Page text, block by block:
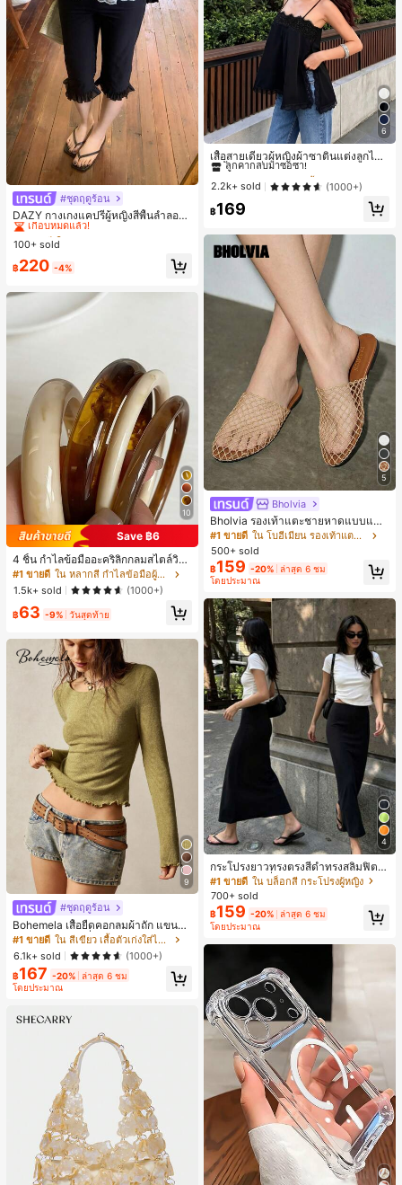
#ชุดฤดูร้อน
DAZY กางเกงแคปรีผู้หญิงสีพื้นลำลองช
ายระบายฤดูร้อน
#4 ขายดี
เกือบหมดแล้ว!
#4 ขายดี
เกือบหมดแล้ว!
#4 ขายดี
เกือบหมดแล้ว!
#4 ขายดี
ใน K-J Trend Picks กางเกงผู้หญิง
100+ sold
฿220 -4%
10
Save ฿6
4 ชิ้น กำไลข้อมืออะคริลิกกลมสไตล์วินเ
ทจหรูหราสำหรับผู้หญิง, ดีไซน์เรียบง่าย
ทันสมัย, เหมาะสำหรับสวมใส่ในชีวิตปร
ะจำวันและโอกาสต่างๆ, ของขวัญสำหรั
บเธอ
#1 ขายดี
ใน หลากสี กำไลข้อมือผู้หญิง
1.5k+ sold
(1000+)
฿63 -9% วันสุดท้าย
9
#ชุดฤดูร้อน
Bohemela เสื้อยืดคอกลมผ้าถัก แขนยา
ว สีเรียบ ใช้งานทั่วไป สำหรับผู้หญิง
#1 ขายดี
ใน สีเขียว เสื้อตัวเก่งใส่ได้ทุกวัน
6.1k+ sold
(1000+)
฿167 -20%
ล่าสุด 6 ชม
โดยประมาณ
6
เสื้อสายเดี่ยวผู้หญิงผ้าซาตินแต่งลูกไม้
- เสื้อสายเดี่ยวฤดูร้อนสีขากีมีรอยผ่าด้า
นข้างที่น่าดึงดูด ลำลองสีดำ สำหรับเธอ
#1 ขายดี
ใน ชายหาด เสื้อกล้ามผู้หญิง & Camis
ลูกค้ากลับมาซื้อซ้ำ!
#1 ขายดี
ลูกค้ากลับมาซื้อซ้ำ!
#1 ขายดี
ลูกค้ากลับมาซื้อซ้ำ!
#1 ขายดี
ใน ชายหาด เสื้อกล้ามผู้หญิง & Camis
ลูกค้ากลับมาซื้อซ้ำ!
2.2k+ sold (1000+)
฿169
5
Bholvia
Bholvia รองเท้าแตะชายหาดแบบแบน
สบาย ๆ ลายฉลุมาใหม่สำหรับผู้หญิง
#1 ขายดี
ใน โบฮีเมียน รองเท้าแตะผู้หญิง
500+ sold
฿159 -20%
ล่าสุด 6 ชม
โดยประมาณ
4
กระโปรงยาวทรงตรงสีดำทรงสลิมฟิต,
กระโปรงแฟชั่นผู้หญิงโพลีเอสเตอร์แบบ
สบายๆสำหรับงานปาร์ตี้, อเนกประสงค์
และน่ารัก, เหมาะสำหรับสวมใส่ประจำ
วัน, วันหยุดฤดูร้อน. เหมาะสำหรับชาย
หาด, เทศกาลดนตรี และวันหยุดฤดูร้อ
น, ยุค 90
#1 ขายดี ใน บล็อกสี กระโปรงผู้หญิง
700+ sold
฿159 -20%
ล่าสุด 6 ชม
โดยประมาณ